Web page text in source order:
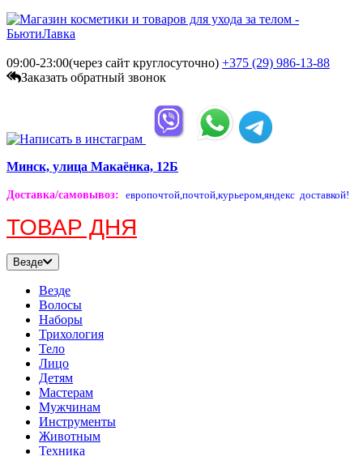
09:00-23:00(через сайт круглосуточно) +375 (29) 986-13-88
Заказать обратный звонок
Минск, улица Макаёнка, 12Б
Доставка/самовывоз: европочтой,почтой,курьером,яндекс доставкой!
ТОВАР ДНЯ
Везде
Везде
Волосы
Наборы
Трихология
Тело
Лицо
Детям
Мастерам
Мужчинам
Инструменты
Животным
Техника